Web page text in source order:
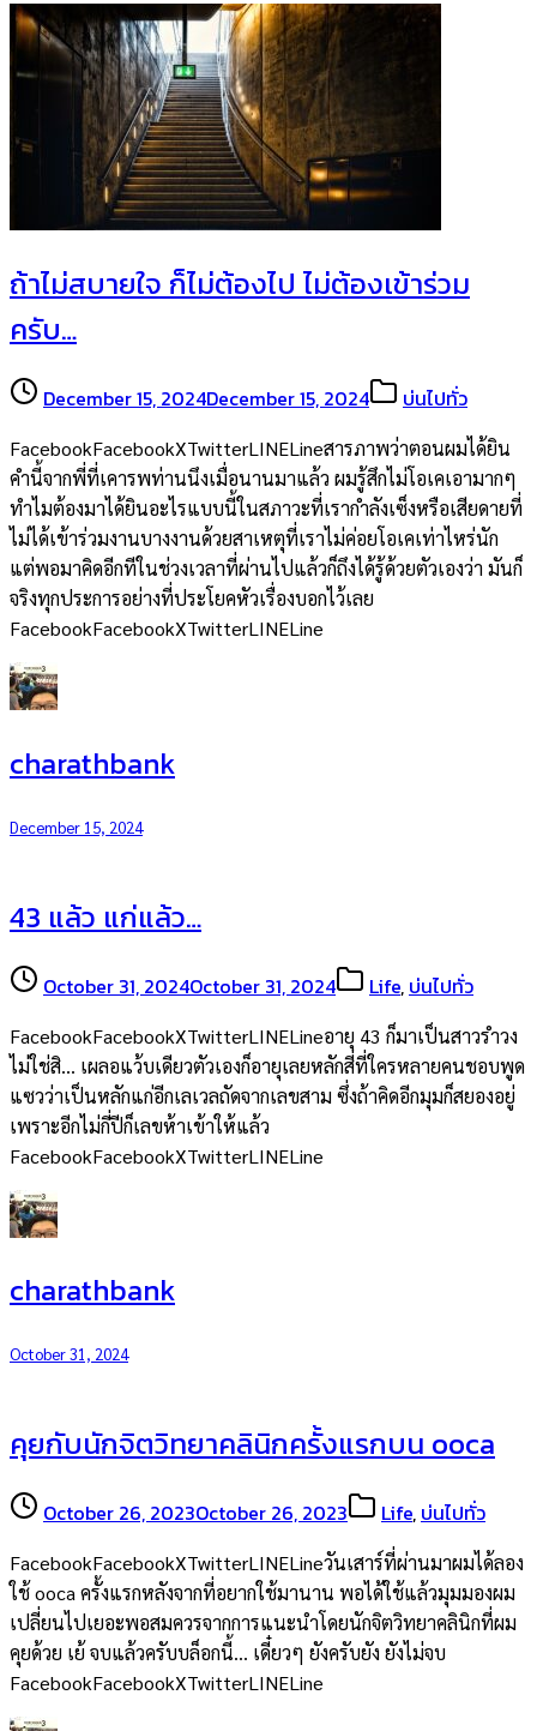
ถ้าไม่สบายใจ ก็ไม่ต้องไป ไม่ต้องเข้าร่วม
ครับ…
December 15, 2024December 15, 2024 บ่นไปทั่ว
FacebookFacebookXTwitterLINELineสารภาพว่าตอนผมได้ยิน
คำนี้จากพี่ที่เคารพท่านนึงเมื่อนานมาแล้ว ผมรู้สึกไม่โอเคเอามากๆ
ทำไมต้องมาได้ยินอะไรแบบนี้ในสภาวะที่เรากำลังเซ็งหรือเสียดายที่
ไม่ได้เข้าร่วมงานบางงานด้วยสาเหตุที่เราไม่ค่อยโอเคเท่าไหร่นัก
แต่พอมาคิดอีกทีในช่วงเวลาที่ผ่านไปแล้วก็ถึงได้รู้ด้วยตัวเองว่า มันก็
จริงทุกประการอย่างที่ประโยคหัวเรื่องบอกไว้เลย
FacebookFacebookXTwitterLINELine
charathbank
December 15, 2024
43 แล้ว แก่แล้ว…
October 31, 2024October 31, 2024 Life, บ่นไปทั่ว
FacebookFacebookXTwitterLINELineอายุ 43 ก็มาเป็นสาวรำวง
ไม่ใช่สิ… เผลอแว้บเดียวตัวเองก็อายุเลยหลักสี่ที่ใครหลายคนชอบพูด
แซวว่าเป็นหลักแก่อีกเลเวลถัดจากเลขสาม ซึ่งถ้าคิดอีกมุมก็สยองอยู่
เพราะอีกไม่กี่ปีก็เลขห้าเข้าให้แล้ว
FacebookFacebookXTwitterLINELine
charathbank
October 31, 2024
คุยกับนักจิตวิทยาคลินิกครั้งแรกบน ooca
October 26, 2023October 26, 2023 Life, บ่นไปทั่ว
FacebookFacebookXTwitterLINELineวันเสาร์ที่ผ่านมาผมได้ลอง
ใช้ ooca ครั้งแรกหลังจากที่อยากใช้มานาน พอได้ใช้แล้วมุมมองผม
เปลี่ยนไปเยอะพอสมควรจากการแนะนำโดยนักจิตวิทยาคลินิกที่ผม
คุยด้วย เย้ จบแล้วครับบล็อกนี้… เดี๋ยวๆ ยังครับยัง ยังไม่จบ
FacebookFacebookXTwitterLINELine